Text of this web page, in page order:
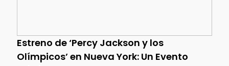
Estreno de ‘Percy Jackson y los
Olímpicos’ en Nueva York: Un Evento